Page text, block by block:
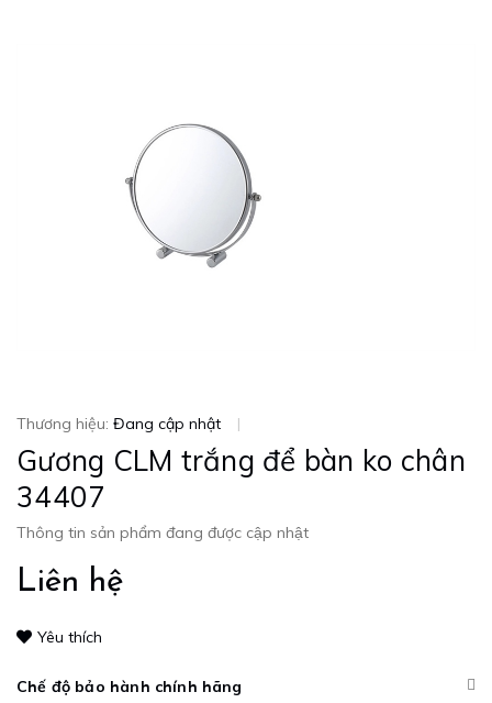
Thương hiệu: Đang cập nhật |
Gương CLM trắng để bàn ko chân
34407
Thông tin sản phẩm đang được cập nhật
Liên hệ
Yêu thích
Chế độ bảo hành chính hãng